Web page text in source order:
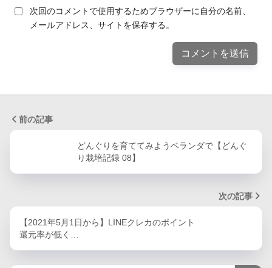
次回のコメントで使用するためブラウザーに自分の名前、
メールアドレス、サイトを保存する。
前の記事
どんぐりを育ててみようベランダで【どんぐ
り栽培記録 08】
次の記事
【2021年5月1日から】LINEクレカのポイント
還元率が低く…